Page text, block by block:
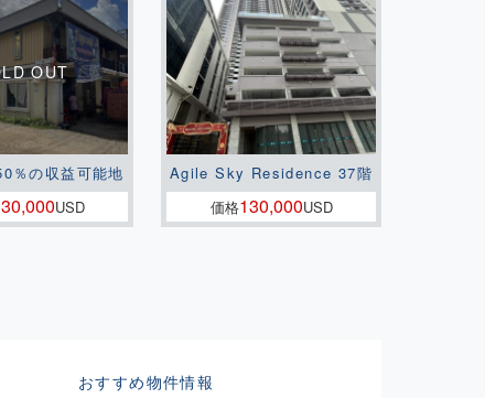
％の収益可能地
USD
Agile Sky Residence 37階
価格130,000USD
おすすめ物件情報